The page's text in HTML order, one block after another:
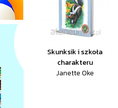
Skunksik i szkoła
charakteru
Janette Oke